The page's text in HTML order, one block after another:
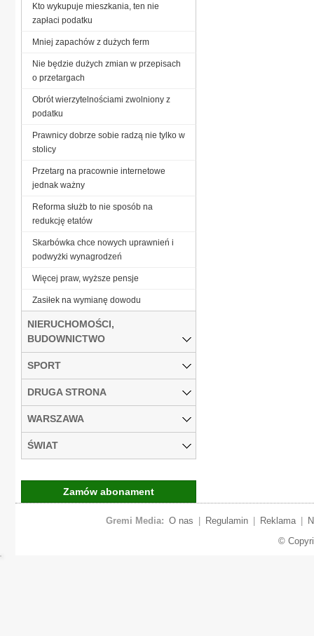
Kto wykupuje mieszkania, ten nie
zapłaci podatku
Mniej zapachów z dużych ferm
Nie będzie dużych zmian w przepisach
o przetargach
Obrót wierzytelnościami zwolniony z
podatku
Prawnicy dobrze sobie radzą nie tylko w
stolicy
Przetarg na pracownie internetowe
jednak ważny
Reforma służb to nie sposób na
redukcję etatów
Skarbówka chce nowych uprawnień i
podwyżki wynagrodzeń
Więcej praw, wyższe pensje
Zasiłek na wymianę dowodu
NIERUCHOMOŚCI,
BUDOWNICTWO
SPORT
DRUGA STRONA
WARSZAWA
ŚWIAT
Zamów abonament
Gremi Media: O nas Regulamin Reklama
©